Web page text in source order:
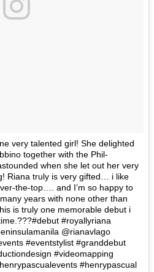
very talented girl! She delighted
together with the Phil-
when she let out her very
Riana truly is very gifted… i like
the-top…. and I’m so happy to
years with none other than
is truly one memorable debut i
#royallyriana
@rianavlago
#eventstylist #granddebut
#videomapping
#henrypascual